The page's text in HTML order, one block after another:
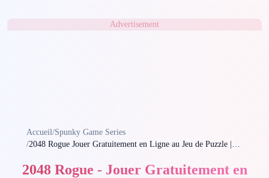
Advertisement
Accueil/Spunky Game Series
/2048 Rogue Jouer Gratuitement en Ligne au Jeu de Puzzle |
2048 Rogue - Jouer Gratuitement en